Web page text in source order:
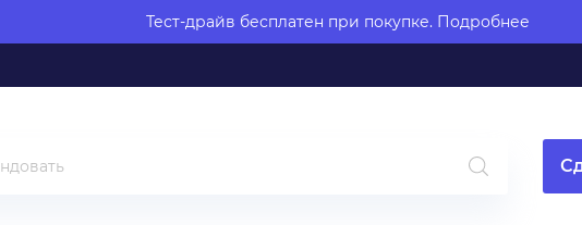
Тест-драйв бесплатен при покупке. Подробнее